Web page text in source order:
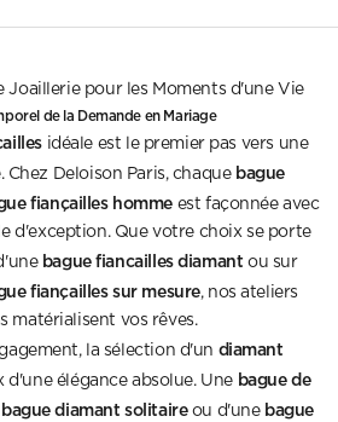
Joaillerie pour les Moments d'une Vie
de la Demande en Mariage
idéale est le premier pas vers une
Chez Deloison Paris, chaque bague
fiançailles homme est façonnée avec
d'exception. Que votre choix se porte
bague fiancailles diamant ou sur
fiançailles sur mesure, nos ateliers
matérialisent vos rêves.
la sélection d'un diamant
d'une élégance absolue. Une bague de
bague diamant solitaireou d'une bague